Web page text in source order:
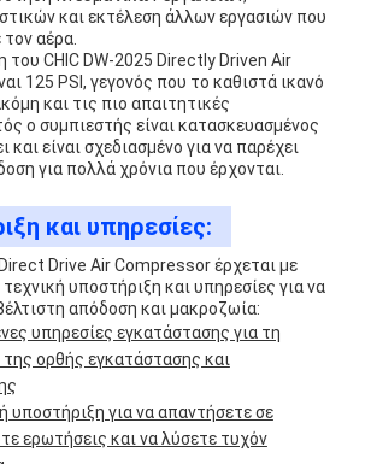
και εκτέλεση άλλων εργασιών που
τον αέρα.
του CHIC DW-2025 Directly Driven Air
125 PSI, γεγονός που το καθιστά ικανό
και τις πιο απαιτητικές
ο συμπιεστής είναι κατασκευασμένος
και είναι σχεδιασμένο για να παρέχει
για πολλά χρόνια που έρχονται.
και υπηρεσίες:
Drive Air Compressor έρχεται με
υποστήριξη και υπηρεσίες για να
απόδοση και μακροζωία:
υπηρεσίες εγκατάστασης για τη
ορθής εγκατάστασης και
υποστήριξη για να απαντήσετε σε
ερωτήσεις και να λύσετε τυχόν